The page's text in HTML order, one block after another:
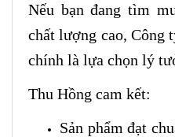
Nếu bạn đang tìm
chất lượng cao, Công
chính là lựa chọn lý
Thu Hồng cam kết:
Sản phẩm đạt